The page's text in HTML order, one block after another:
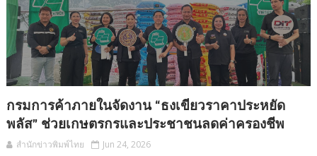
กรมการค้าภายในจัดงาน “ธงเขียวราคาประหยัด
พลัส” ช่วยเกษตรกรและประชาชนลดค่าครองชีพ
สำนักข่าวพิมพ์ไทย Jun 24, 2026